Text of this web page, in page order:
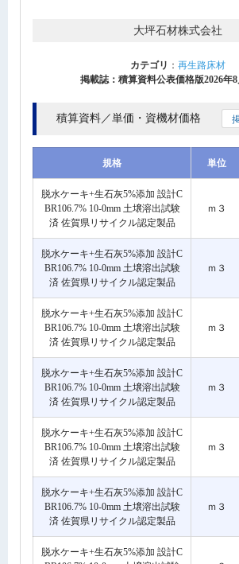
大坪石材株式会社
カテゴリ ： 再生路床材
掲載誌：積算資料公表価格版2026年8
積算資料／単価・資機材価格
規格 単位
脱水ケーキ+生石灰5%添加 設計C
BR106.7% 10-0mm 土壌溶出試験
済 佐賀県リサイクル認定製品
ｍ３
脱水ケーキ+生石灰5%添加 設計C
BR106.7% 10-0mm 土壌溶出試験
済 佐賀県リサイクル認定製品
ｍ３
脱水ケーキ+生石灰5%添加 設計C
BR106.7% 10-0mm 土壌溶出試験
済 佐賀県リサイクル認定製品
ｍ３
脱水ケーキ+生石灰5%添加 設計C
BR106.7% 10-0mm 土壌溶出試験
済 佐賀県リサイクル認定製品
ｍ３
脱水ケーキ+生石灰5%添加 設計C
BR106.7% 10-0mm 土壌溶出試験
済 佐賀県リサイクル認定製品
ｍ３
脱水ケーキ+生石灰5%添加 設計C
BR106.7% 10-0mm 土壌溶出試験
済 佐賀県リサイクル認定製品
ｍ３
脱水ケーキ+生石灰5%添加 設計C